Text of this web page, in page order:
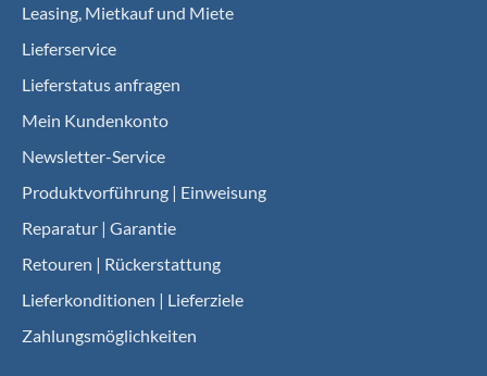
Leasing, Mietkauf und Miete
Lieferservice
Lieferstatus anfragen
Mein Kundenkonto
Newsletter-Service
Produktvorführung | Einweisung
Reparatur | Garantie
Retouren | Rückerstattung
Lieferkonditionen | Lieferziele
Zahlungsmöglichkeiten